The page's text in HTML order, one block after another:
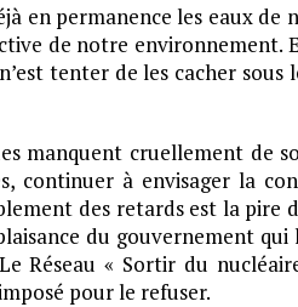
en permanence les eaux de
de notre environnement.
tenter de les cacher
manquent cruellement de
continuer à envisager la
des retards est la pire
du gouvernement
Réseau « Sortir du
pour le refuser.